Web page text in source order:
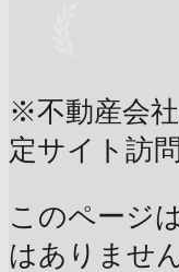
※不動産会
定サイト訪
このページ
はありませ